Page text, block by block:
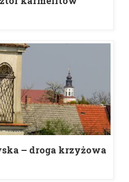
– droga krzyżowa